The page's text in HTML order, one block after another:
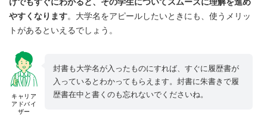
やすくなります。大学名をアピールしたいときにも、使うメリッ
トがあるといえるでしょう。
キャリア
アドバイ
ザー
封書も大学名が入ったものにすれば、すぐに履歴書が
入っているとわかってもらえます。封書に朱書きで履
歴書在中と書くのも忘れないでくださいね。